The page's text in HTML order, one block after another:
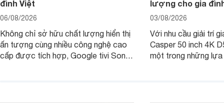
đình Việt
06/08/2026
Không chỉ sở hữu chất lượng hiển thị
ấn tượng cùng nhiều công nghệ cao
cấp được tích hợp, Google tivi Sony
lượng cho gia
03/08/2026
Với nhu cầu giải trí
Casper 50 inch 4K
một trong những lựa